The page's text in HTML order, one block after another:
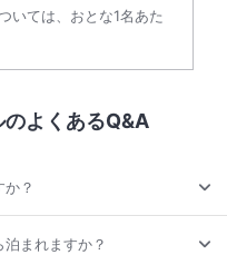
いては、おとな1名あた
よくあるQ&A
？
まれますか？